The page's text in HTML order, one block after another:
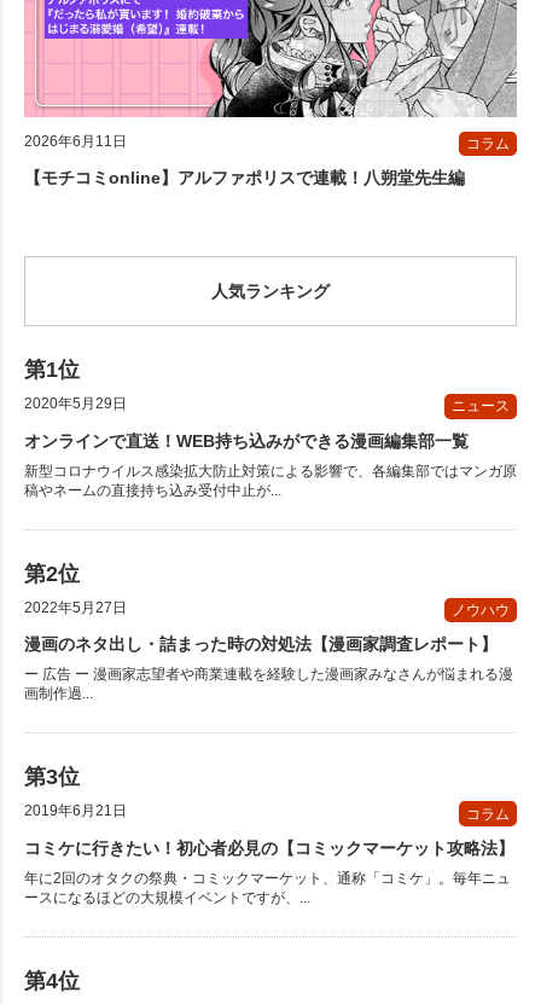
2026年6月11日 コラム
【モチコミonline】アルファポリスで連載！八朔堂先生編
人気ランキング
2020年5月29日 ニュース
オンラインで直送！WEB持ち込みができる漫画編集部一覧
新型コロナウイルス感染拡大防止対策による影響で、各編集部ではマンガ原
稿やネームの直接持ち込み受付中止が...
2022年5月27日 ノウハウ
漫画のネタ出し・詰まった時の対処法【漫画家調査レポート】
ー 広告 ー 漫画家志望者や商業連載を経験した漫画家みなさんが悩まれる漫
画制作過...
2019年6月21日 コラム
コミケに行きたい！初心者必見の【コミックマーケット攻略法】
年に2回のオタクの祭典・コミックマーケット、通称「コミケ」。毎年ニュ
ースになるほどの大規模イベントですが、...